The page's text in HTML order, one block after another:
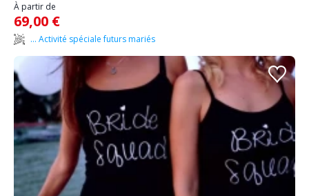
À partir de
69,00 €
... Activité spéciale futurs mariés